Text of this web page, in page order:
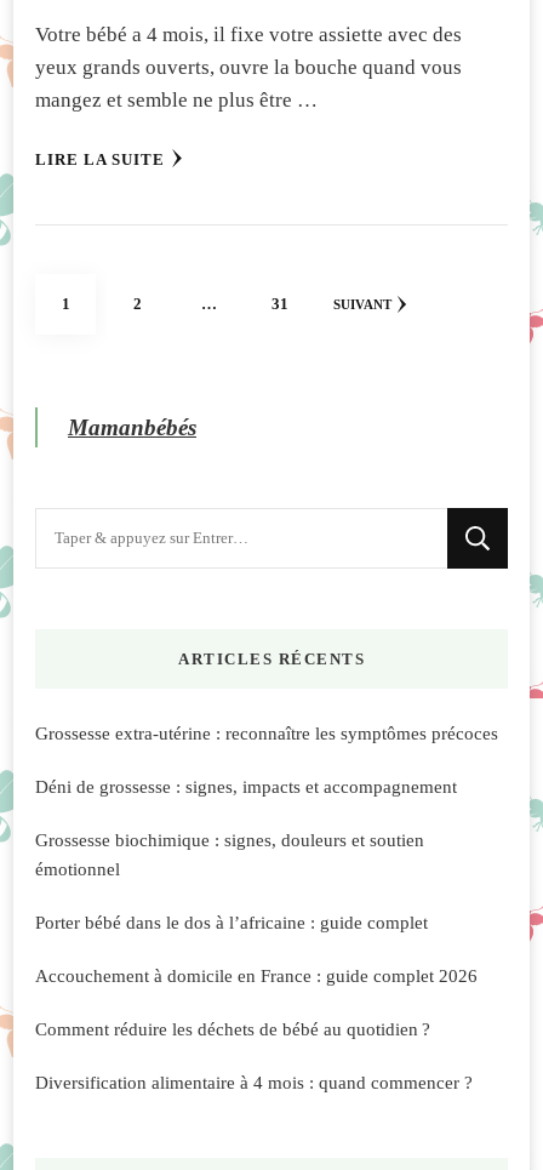
Votre bébé a 4 mois, il fixe votre assiette avec des
yeux grands ouverts, ouvre la bouche quand vous
mangez et semble ne plus être …
LIRE LA SUITE
Pagination
PAGE
1 PAGE
2 … PAGE
31 SUIVANT
Mamanbébés
ARTICLES RÉCENTS
Grossesse extra-utérine : reconnaître les symptômes précoces
Déni de grossesse : signes, impacts et accompagnement
Grossesse biochimique : signes, douleurs et soutien
émotionnel
Porter bébé dans le dos à l’africaine : guide complet
Accouchement à domicile en France : guide complet 2026
Comment réduire les déchets de bébé au quotidien ?
Diversification alimentaire à 4 mois : quand commencer ?